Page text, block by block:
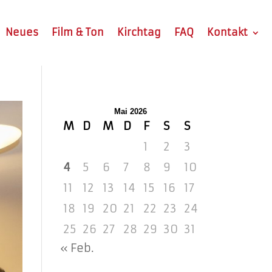
Neues Film & Ton Kirchtag FAQ Kontakt
Mai 2026
M D M D F S
S
1
2
3
4
5 6 7 8 9
10
11
12 13 14 15 16
17
18
19 20 21 22 23
24
25 26 27 28 29 30 31
« Feb.